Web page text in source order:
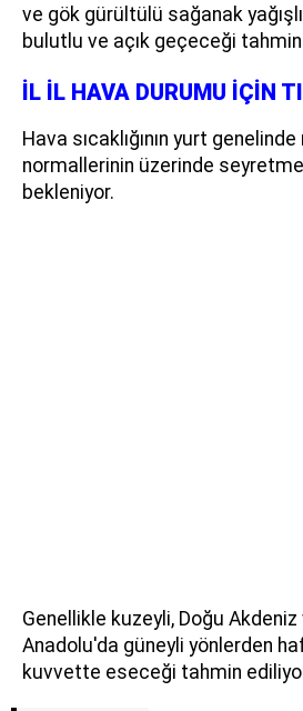
ve gök gürültülü sağanak
bulutlu ve açık geçeceği
İL İL HAVA DURUMU İÇİN
Hava sıcaklığının yurt
normallerinin üzerinde
bekleniyor.
Genellikle kuzeyli, Doğu
Anadolu'da güneyli yönlerden
kuvvette eseceği tahmin